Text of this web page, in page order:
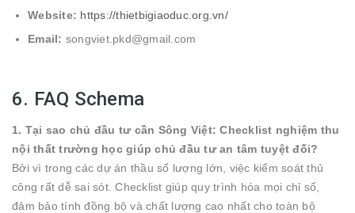
Website: https://thietbigiaoduc.org.vn/
Email: songviet.pkd@gmail.com
6. FAQ Schema
1. Tại sao chủ đầu tư cần Sông Việt: Checklist nghiệm thu
nội thất trường học giúp chủ đầu tư an tâm tuyệt đối?
Bởi vì trong các dự án thầu số lượng lớn, việc kiểm soát thủ
công rất dễ sai sót. Checklist giúp quy trình hóa mọi chỉ số,
đảm bảo tính đồng bộ và chất lượng cao nhất cho toàn bộ